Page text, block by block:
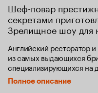
Шеф-повар
секретами
Зрелищное шоу для
Английский ресторатор
из самых выдающихся
специализирующихся на
единственного в
звездой Мишлен. Мастер-
Полное описание